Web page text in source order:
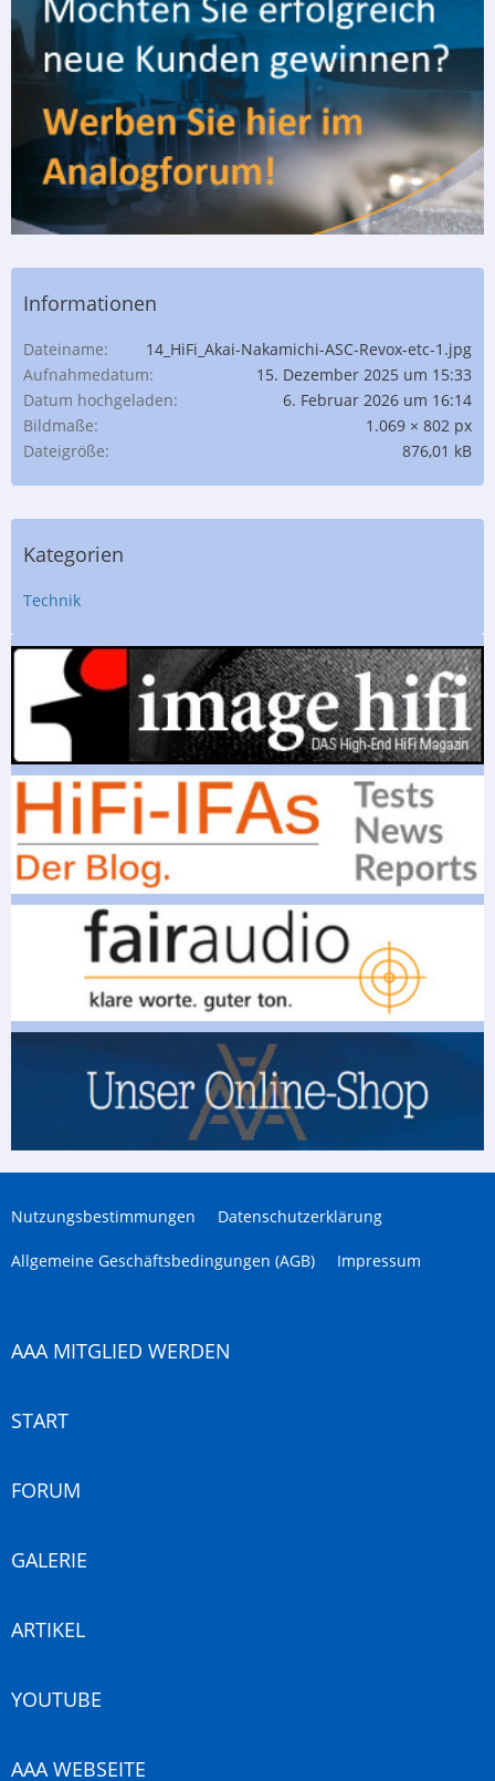
Informationen
Dateiname
14_HiFi_Akai-Nakamichi-ASC-Revox-etc-1.jpg
Aufnahmedatum
15. Dezember 2025 um 15:33
Datum hochgeladen
6. Februar 2026 um 16:14
Bildmaße
1.069 × 802 px
Dateigröße
876,01 kB
Kategorien
Technik
Nutzungsbestimmungen Datenschutzerklärung
Allgemeine Geschäftsbedingungen (AGB) Impressum
AAA MITGLIED WERDEN
START
FORUM
GALERIE
ARTIKEL
YOUTUBE
AAA WEBSEITE